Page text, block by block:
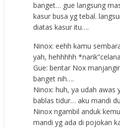
banget… gue langsung
kasur busa yg tebal.
diatas kasur itu….
Ninox: eehh kamu
yah, hehhhhh
Gue: bentar Nox
banget nih….
Ninox: huh, ya udah awas
bablas tidur… aku mandi
Ninox ngambil anduk
mandi yg ada di pojokan